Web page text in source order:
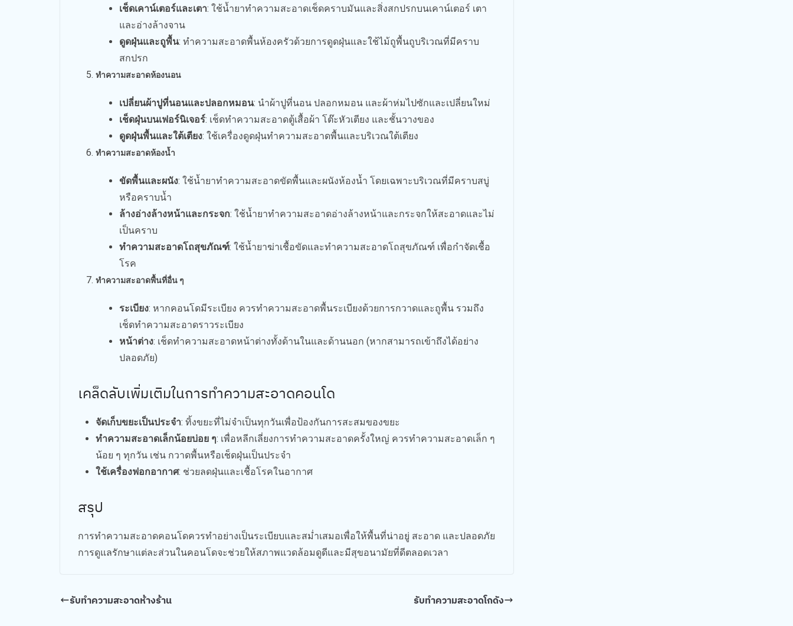
เช็ดเคาน์เตอร์และเตา: ใช้น้ำยาทำความสะอาดเช็ดคราบมันและสิ่งสกปรกบนเคาน์เตอร์ เตา
และอ่างล้างจาน
ดูดฝุ่นและถูพื้น: ทำความสะอาดพื้นห้องครัวด้วยการดูดฝุ่นและใช้ไม้ถูพื้นถูบริเวณที่มีคราบ
สกปรก
ทำความสะอาดห้องนอน
เปลี่ยนผ้าปูที่นอนและปลอกหมอน: นำผ้าปูที่นอน ปลอกหมอน และผ้าห่มไปซักและเปลี่ยนใหม่
เช็ดฝุ่นบนเฟอร์นิเจอร์: เช็ดทำความสะอาดตู้เสื้อผ้า โต๊ะหัวเตียง และชั้นวางของ
ดูดฝุ่นพื้นและใต้เตียง: ใช้เครื่องดูดฝุ่นทำความสะอาดพื้นและบริเวณใต้เตียง
ทำความสะอาดห้องน้ำ
ขัดพื้นและผนัง: ใช้น้ำยาทำความสะอาดขัดพื้นและผนังห้องน้ำ โดยเฉพาะบริเวณที่มีคราบสบู่
หรือคราบน้ำ
ล้างอ่างล้างหน้าและกระจก: ใช้น้ำยาทำความสะอาดอ่างล้างหน้าและกระจกให้สะอาดและไม่
เป็นคราบ
ทำความสะอาดโถสุขภัณฑ์: ใช้น้ำยาฆ่าเชื้อขัดและทำความสะอาดโถสุขภัณฑ์ เพื่อกำจัดเชื้อ
โรค
ทำความสะอาดพื้นที่อื่น ๆ
ระเบียง: หากคอนโดมีระเบียง ควรทำความสะอาดพื้นระเบียงด้วยการกวาดและถูพื้น รวมถึง
เช็ดทำความสะอาดราวระเบียง
หน้าต่าง: เช็ดทำความสะอาดหน้าต่างทั้งด้านในและด้านนอก (หากสามารถเข้าถึงได้อย่าง
ปลอดภัย)
เคล็ดลับเพิ่มเติมในการทำความสะอาดคอนโด
จัดเก็บขยะเป็นประจำ: ทิ้งขยะที่ไม่จำเป็นทุกวันเพื่อป้องกันการสะสมของขยะ
ทำความสะอาดเล็กน้อยบ่อย ๆ: เพื่อหลีกเลี่ยงการทำความสะอาดครั้งใหญ่ ควรทำความสะอาดเล็ก ๆ
น้อย ๆ ทุกวัน เช่น กวาดพื้นหรือเช็ดฝุ่นเป็นประจำ
ใช้เครื่องฟอกอากาศ: ช่วยลดฝุ่นและเชื้อโรคในอากาศ
สรุป
การทำความสะอาดคอนโดควรทำอย่างเป็นระเบียบและสม่ำเสมอเพื่อให้พื้นที่น่าอยู่ สะอาด และปลอดภัย
การดูแลรักษาแต่ละส่วนในคอนโดจะช่วยให้สภาพแวดล้อมดูดีและมีสุขอนามัยที่ดีตลอดเวลา
รับทำความสะอาดห้างร้าน รับทำความสะอาดโกดัง